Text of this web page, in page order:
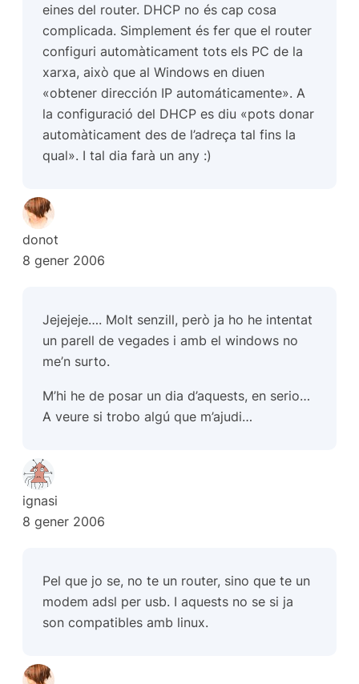
eines del router. DHCP no és cap cosa
complicada. Simplement és fer que el router
configuri automàticament tots els PC de la
xarxa, això que al Windows en diuen
«obtener dirección IP automáticamente». A
la configuració del DHCP es diu «pots donar
automàticament des de l’adreça tal fins la
qual». I tal dia farà un any :)
donot
8 gener 2006
Jejejeje…. Molt senzill, però ja ho he intentat
un parell de vegades i amb el windows no
me’n surto.
M’hi he de posar un dia d’aquests, en serio…
A veure si trobo algú que m’ajudi…
ignasi
8 gener 2006
Pel que jo se, no te un router, sino que te un
modem adsl per usb. I aquests no se si ja
son compatibles amb linux.